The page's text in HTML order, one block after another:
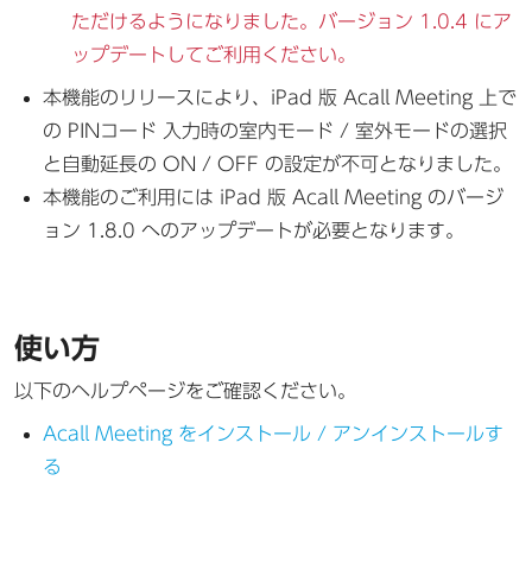
ただけるようになりました。バージョン 1.0.4 にア
ップデートしてご利用ください。
本機能のリリースにより、iPad 版 Acall Meeting 上で
の PINコード 入力時の室内モード / 室外モードの選択
と自動延長の ON / OFF の設定が不可となりました。
本機能のご利用には iPad 版 Acall Meeting のバージ
ョン 1.8.0 へのアップデートが必要となります。
使い方
以下のヘルプページをご確認ください。
Acall Meeting をインストール / アンインストールす
る